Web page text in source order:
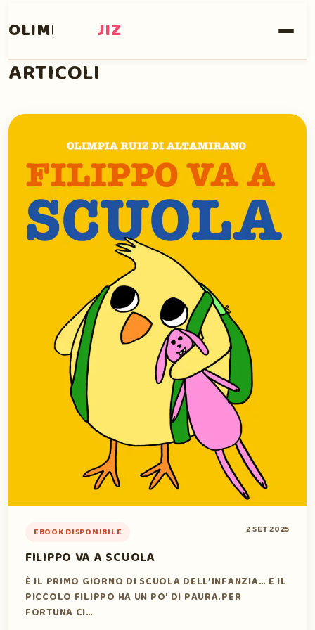
OLIMPIA RUIZ
ARTICOLI
EBOOK DISPONIBILE 2 SET 2025
FILIPPO VA A SCUOLA
È IL PRIMO GIORNO DI SCUOLA DELL’INFANZIA… E IL
PICCOLO FILIPPO HA UN PO’ DI PAURA.PER
FORTUNA CI…